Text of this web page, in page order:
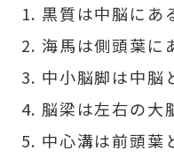
黒質は中脳にあ
海馬は側頭葉に
中小脳脚は中脳
脳梁は左右の大
中心溝は前頭葉